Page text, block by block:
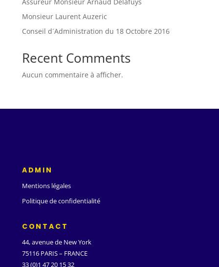
Monsieur Laurent Auzeric
Conseil d´Administration du 18 Octobre 2016
Recent Comments
Aucun commentaire à afficher.
ADMIN
Mentions légales
Politique de confidentialité
CONTACT
44, avenue de New York
75116 PARIS – FRANCE
33 (0)1 47 20 15 32